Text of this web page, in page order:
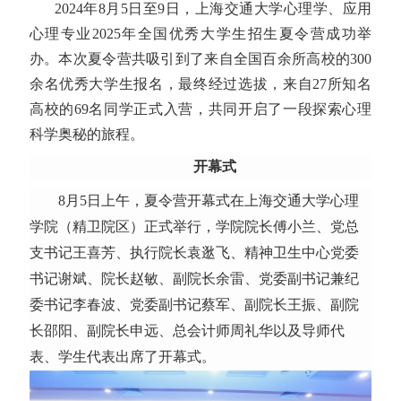
2024年8月5日至9日，上海交通大学心理学、应用
心理专业2025年全国优秀大学生招生夏令营成功举
办。本次夏令营共吸引到了来自全国百余所高校的300
余名优秀大学生报名，最终经过选拔，来自27所知名
高校的69名同学正式入营，共同开启了一段探索心理
科学奥秘的旅程。
开幕式
8月5日上午，夏令营开幕式在上海交通大学心理
学院（精卫院区）正式举行，学院院长傅小兰、党总
支书记王喜芳、执行院长袁逖飞、精神卫生中心党委
书记谢斌、院长赵敏、副院长余雷、党委副书记兼纪
委书记李春波、党委副书记蔡军、副院长王振、副院
长邵阳、副院长申远、总会计师周礼华以及导师代
表、学生代表出席了开幕式。